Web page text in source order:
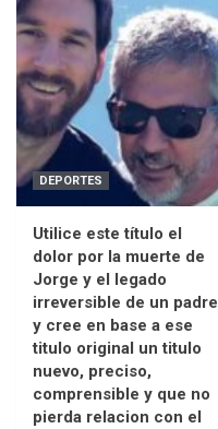
DEPORTES
Utilice este título el
dolor por la muerte de
Jorge y el legado
irreversible de un padre
y cree en base a ese
titulo original un titulo
nuevo, preciso,
comprensible y que no
pierda relacion con el